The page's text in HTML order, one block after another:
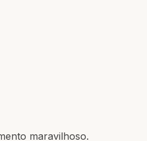
maravilhoso.